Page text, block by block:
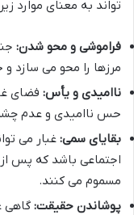
تواند به معنای موارد
فراموشی و محو شدن:
مرزها را محو می سازد و
ناامیدی و یأس: فضای
حس ناامیدی و عدم چشم
بقایای سمی: غبار می
اجتماعی باشد که پس
مسموم می کنند.
پوشاندن حقیقت: گاهی